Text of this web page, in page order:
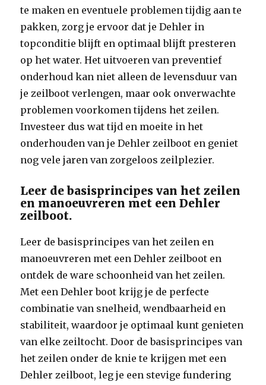
te maken en eventuele problemen tijdig aan te
pakken, zorg je ervoor dat je Dehler in
topconditie blijft en optimaal blijft presteren
op het water. Het uitvoeren van preventief
onderhoud kan niet alleen de levensduur van
je zeilboot verlengen, maar ook onverwachte
problemen voorkomen tijdens het zeilen.
Investeer dus wat tijd en moeite in het
onderhouden van je Dehler zeilboot en geniet
nog vele jaren van zorgeloos zeilplezier.
Leer de basisprincipes van het zeilen
en manoeuvreren met een Dehler
zeilboot.
Leer de basisprincipes van het zeilen en
manoeuvreren met een Dehler zeilboot en
ontdek de ware schoonheid van het zeilen.
Met een Dehler boot krijg je de perfecte
combinatie van snelheid, wendbaarheid en
stabiliteit, waardoor je optimaal kunt genieten
van elke zeiltocht. Door de basisprincipes van
het zeilen onder de knie te krijgen met een
Dehler zeilboot, leg je een stevige fundering